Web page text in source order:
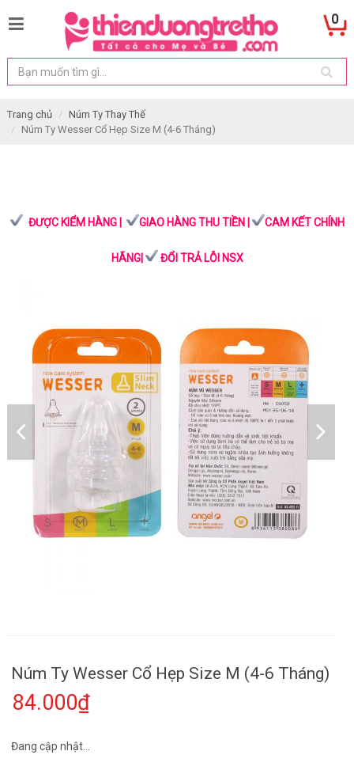
0
Trang chủ
Núm Ty Thay Thế
Núm Ty Wesser Cổ Hẹp Size M (4-6 Tháng)
ĐƯỢC KIỂM HÀNG | GIAO HÀNG THU TIỀN | CAM KẾT CHÍNH
HÃNG| ĐỔI TRẢ LỖI NSX
Núm Ty Wesser Cổ Hẹp Size M (4-6 Tháng)
84.000₫
Đang cập nhật...